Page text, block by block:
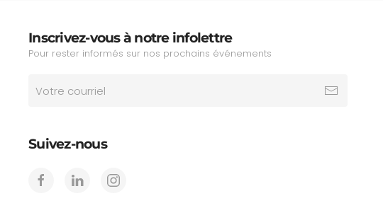
Inscrivez-vous à notre infolettre
Pour rester informés sur nos prochains événements
Suivez-nous